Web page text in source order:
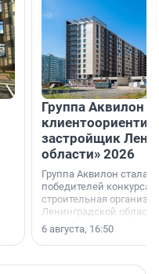
Группа Аквилон
застройщик
области» 2026
Группа Аквилон стала
победителей конкурса
строительная
Ленинградской области
номинации «Самый
застройщик
области».
6 августа, 16:50